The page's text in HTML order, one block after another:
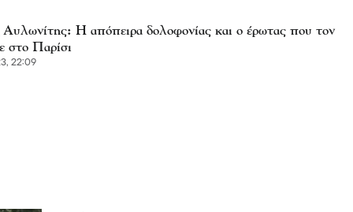
Η απόπειρα δολοφονίας και ο έρωτας που τον
στο Παρίσι
22:09